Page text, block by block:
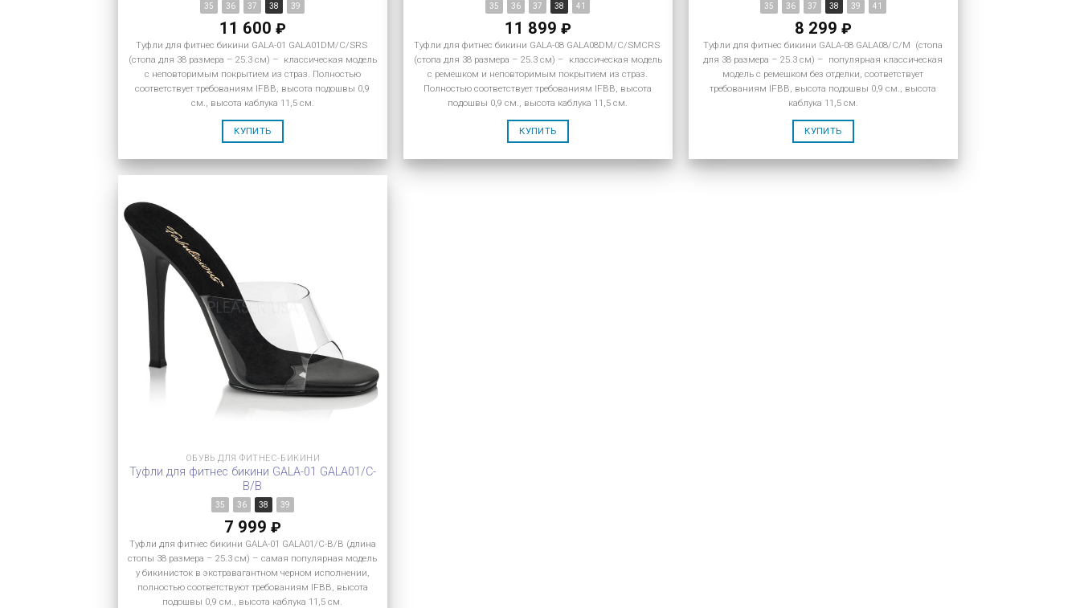
35 36 37 38 39
11 600 ₽
Туфли для фитнес бикини GALA-01 GALA01DM/C/SRS
(стопа для 38 размера – 25.3 см) – классическая модель
с неповторимым покрытием из страз. Полностью
соответствует требованиям IFBB, высота подошвы 0,9
см., высота каблука 11,5 см.
КУПИТЬ
35 36 37 38 41
11 899 ₽
Туфли для фитнес бикини GALA-08 GALA08DM/C/SMCRS
(стопа для 38 размера – 25.3 см) – классическая модель
с ремешком и неповторимым покрытием из страз.
Полностью соответствует требованиям IFBB, высота
подошвы 0,9 см., высота каблука 11,5 см.
КУПИТЬ
35 36 37 38 39 41
8 299 ₽
Туфли для фитнес бикини GALA-08 GALA08/C/M (стопа
для 38 размера – 25.3 см) – популярная классическая
модель с ремешком без отделки, соответствует
требованиям IFBB, высота подошвы 0,9 см., высота
каблука 11,5 см.
КУПИТЬ
ОБУВЬ ДЛЯ ФИТНЕС-БИКИНИ
Туфли для фитнес бикини GALA-01 GALA01/C-
B/B
35 36 38 39
7 999 ₽
Туфли для фитнес бикини GALA-01 GALA01/C-B/B (длина
стопы 38 размера – 25.3 см) – самая популярная модель
у бикинисток в экстравагантном черном исполнении,
полностью соответствуют требованиям IFBB, высота
подошвы 0,9 см., высота каблука 11,5 см.